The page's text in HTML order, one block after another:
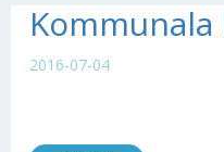
2016-07-04